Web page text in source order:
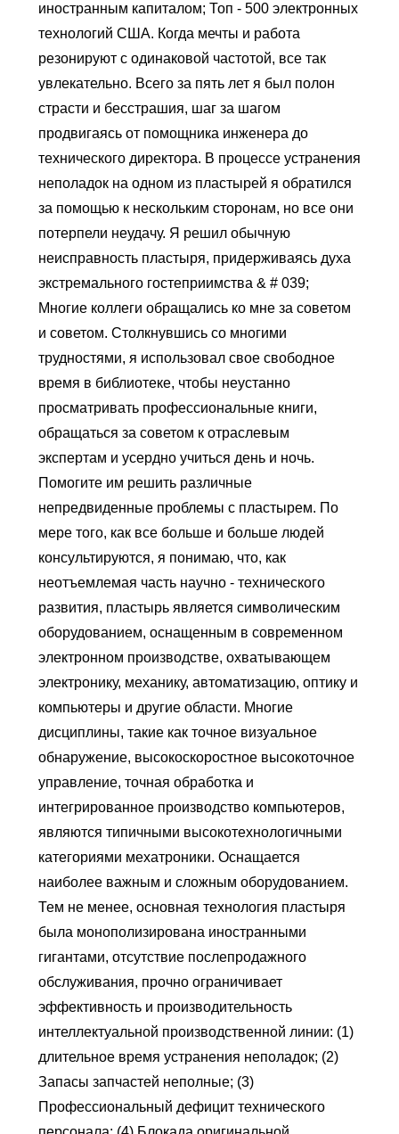
иностранным капиталом; Топ - 500 электронных
технологий США. Когда мечты и работа
резонируют с одинаковой частотой, все так
увлекательно. Всего за пять лет я был полон
страсти и бесстрашия, шаг за шагом
продвигаясь от помощника инженера до
технического директора. В процессе устранения
неполадок на одном из пластырей я обратился
за помощью к нескольким сторонам, но все они
потерпели неудачу. Я решил обычную
неисправность пластыря, придерживаясь духа
экстремального гостеприимства & # 039;
Многие коллеги обращались ко мне за советом
и советом. Столкнувшись со многими
трудностями, я использовал свое свободное
время в библиотеке, чтобы неустанно
просматривать профессиональные книги,
обращаться за советом к отраслевым
экспертам и усердно учиться день и ночь.
Помогите им решить различные
непредвиденные проблемы с пластырем. По
мере того, как все больше и больше людей
консультируются, я понимаю, что, как
неотъемлемая часть научно - технического
развития, пластырь является символическим
оборудованием, оснащенным в современном
электронном производстве, охватывающем
электронику, механику, автоматизацию, оптику и
компьютеры и другие области. Многие
дисциплины, такие как точное визуальное
обнаружение, высокоскоростное высокоточное
управление, точная обработка и
интегрированное производство компьютеров,
являются типичными высокотехнологичными
категориями мехатроники. Оснащается
наиболее важным и сложным оборудованием.
Тем не менее, основная технология пластыря
была монополизирована иностранными
гигантами, отсутствие послепродажного
обслуживания, прочно ограничивает
эффективность и производительность
интеллектуальной производственной линии: (1)
длительное время устранения неполадок; (2)
Запасы запчастей неполные; (3)
Профессиональный дефицит технического